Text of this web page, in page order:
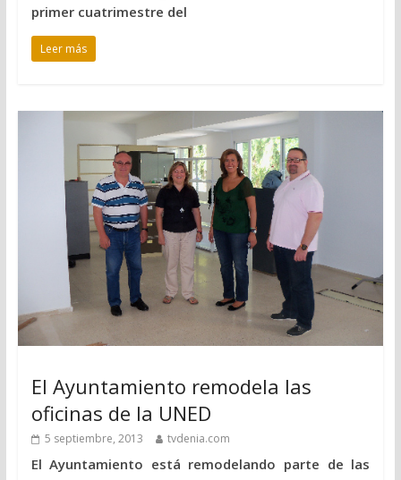
primer cuatrimestre del
Leer más
El Ayuntamiento remodela las
oficinas de la UNED
5 septiembre, 2013 tvdenia.com
El Ayuntamiento está remodelando parte de las